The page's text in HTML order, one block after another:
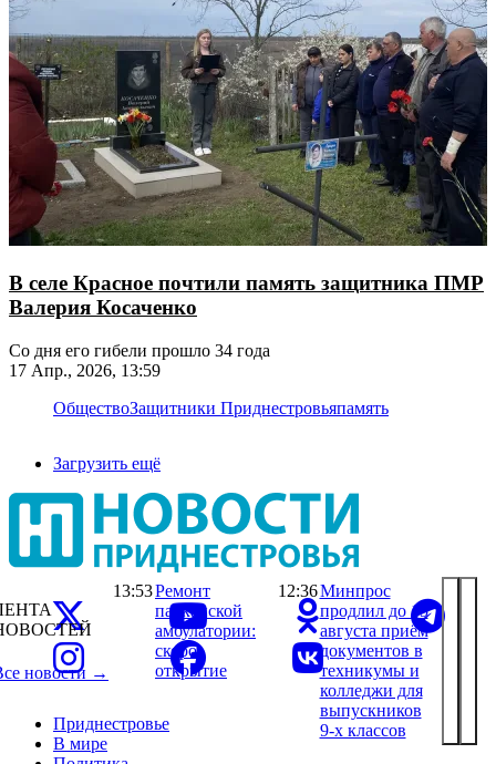
В селе Красное почтили память защитника ПМР
Валерия Косаченко
Со дня его гибели прошло 34 года
17 Апр., 2026, 13:59
ОбществоЗащитники Приднестровьяпамять
Загрузить ещё
Приднестровье
В мире
новости →
13:53Ремонт
парканской
амбулатории:
скоро
открытие
12:36Минпрос
продлил до 15
августа приём
документов в
техникумы и
колледжи для
выпускников
9-х классов